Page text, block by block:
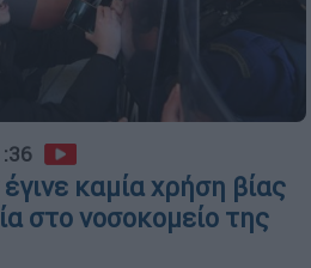
καμία χρήση βίας
στο νοσοκομείο της